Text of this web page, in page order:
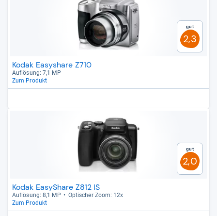
Gut
2,3
Kodak Easyshare Z710
Auf­lö­sung: 7,1 MP
Zum Produkt
Gut
2,0
Kodak EasyShare Z812 IS
Auf­lö­sung: 8,1 MP
Opti­scher Zoom: 12x
Zum Produkt